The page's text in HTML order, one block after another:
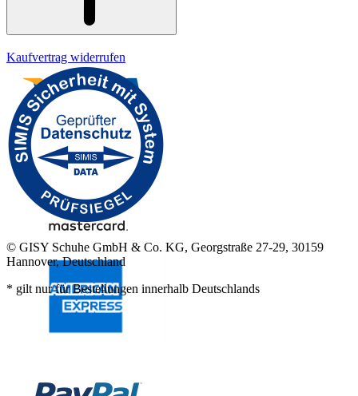
Kaufvertrag widerrufen
© GISY Schuhe GmbH & Co. KG, Georgstraße 27-29, 30159
Hannover, Deutschland
* gilt nur für Bestellungen innerhalb Deutschlands